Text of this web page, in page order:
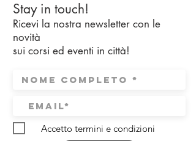
Stay in touch!
Ricevi la nostra newsletter con le
novità
sui corsi ed eventi in città!
Accetto termini e condizioni